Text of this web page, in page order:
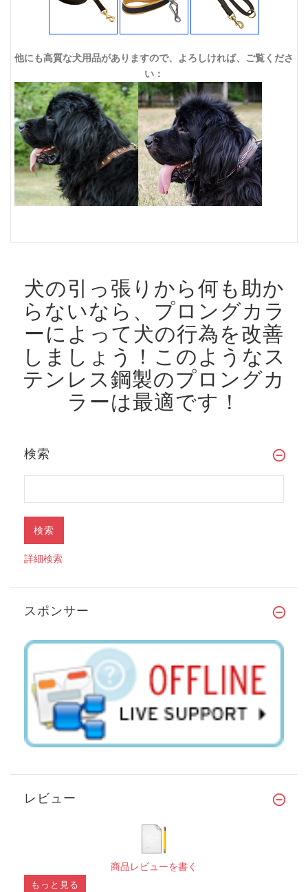
他にも高質な犬用品がありますので、よろしければ、ご覧くださ
い：
犬の引っ張りから何も助か
らないなら、プロングカラ
ーによって犬の行為を改善
しましょう！ このようなス
テンレス鋼製のプロングカ
ラーは最適です！
検索
詳細検索
スポンサー
レビュー
商品レビューを書く
もっと見る